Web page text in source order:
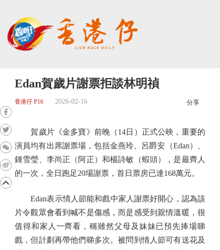
Edan賀歲片謝票拒談林明禎
香港仔 P16 2026-02-16 分享
賀歲片《金多寶》前晚（14日）正式公映，重要的
演員均有出席謝票場，包括金燕玲、呂爵安（Edan）、
鍾雪瑩、李尚正（阿正）和楊詩敏（蝦頭），是最齊人
的一次，全日跑足20場謝票，首日票房已達168萬元。
Edan表示情人節能和戲中家人謝票好開心，認為該
片令觀眾會看到喊不是傷感，而是感受到親情溫暖，很
值得和家人一齊看，稱雖然父母及妹妹已預先捧場睇
戲，但計劃再帶他們睇多次。被問到情人節可有送花及